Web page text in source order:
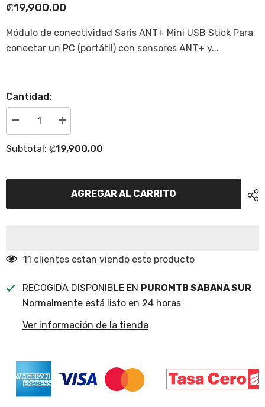
₡19,900.00
Módulo de conectividad Saris ANT+ Mini USB Stick Para
conectar un PC (portátil) con sensores ANT+ y...
Cantidad:
Disminuir
cantidad
ANT
Saris
Incrementar
la
para
Adaptador
para
Subtotal: ₡19,900.00
AGREGAR AL CARRITO
11 clientes estan viendo este producto
RECOGIDA DISPONIBLE EN PUROMTB SABANA SUR
Normalmente está listo en 24 horas
Ver información de la tienda